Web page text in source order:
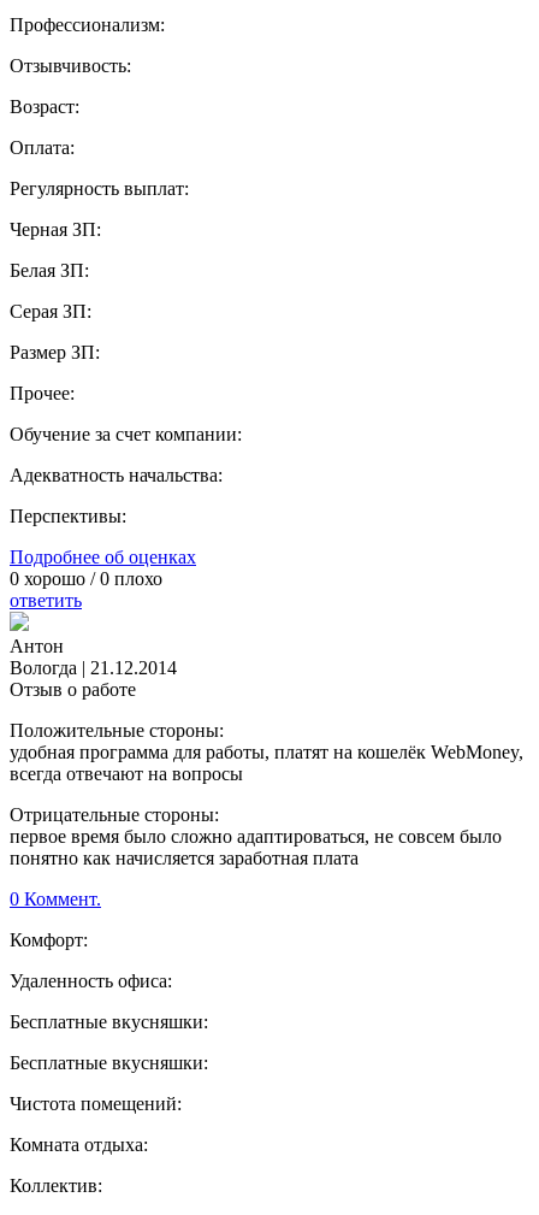
Профессионализм:
Отзывчивость:
Возраст:
Оплата:
Регулярность выплат:
Черная ЗП:
Белая ЗП:
Серая ЗП:
Размер ЗП:
Прочее:
Обучение за счет компании:
Адекватность начальства:
Перспективы:
Подробнее об оценках
0 хорошо /0 плохо
ответить
Антон
Вологда | 21.12.2014
Отзыв о работе
Положительные стороны:
удобная программа для работы, платят на кошелёк WebMoney,
всегда отвечают на вопросы
Отрицательные стороны:
первое время было сложно адаптироваться, не совсем было
понятно как начисляется заработная плата
0 Коммент.
Комфорт:
Удаленность офиса:
Бесплатные вкусняшки:
Бесплатные вкусняшки:
Чистота помещений:
Комната отдыха:
Коллектив: